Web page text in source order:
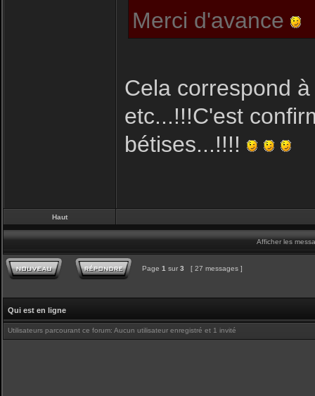
Merci d'avance
Cela correspond
etc...!!!C'est
bétises...!!!!
Haut
Afficher les
Page 1 sur 3 [ 27 messages ]
Qui est en ligne
Utilisateurs parcourant ce forum: Aucun utilisateur enregistré et 1 invité